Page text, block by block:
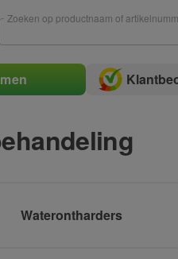
Zoeken op productnaam of
Waterontharders